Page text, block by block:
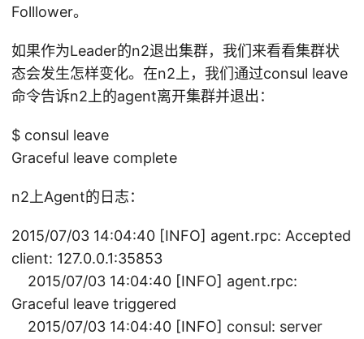
Folllower。
如果作为Leader的n2退出集群，我们来看看集群状
态会发生怎样变化。在n2上，我们通过consul leave
命令告诉n2上的agent离开集群并退出：
$ consul leave
Graceful leave complete
n2上Agent的日志：
2015/07/03 14:04:40 [INFO] agent.rpc: Accepted
client: 127.0.0.1:35853
2015/07/03 14:04:40 [INFO] agent.rpc:
Graceful leave triggered
2015/07/03 14:04:40 [INFO] consul: server